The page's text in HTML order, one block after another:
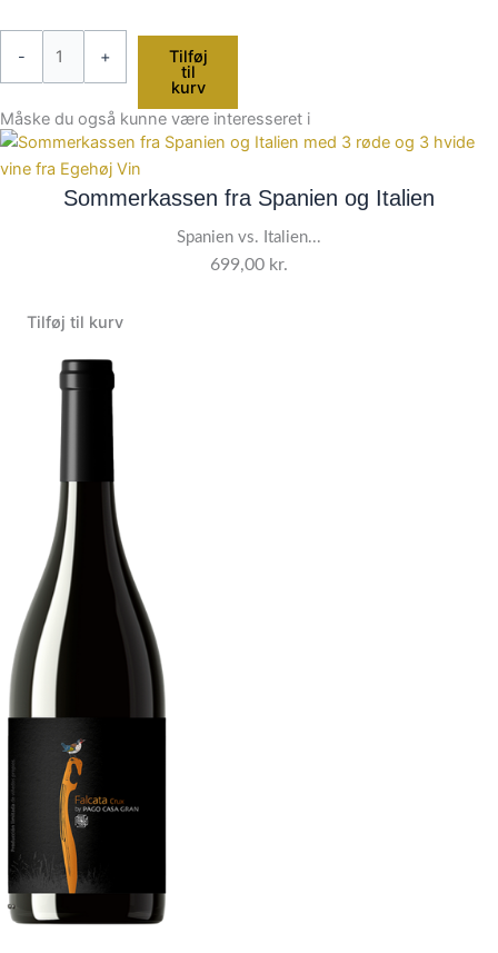
- + Tilføj
til
kurv
Måske du også kunne være interesseret i
Sommerkassen fra Spanien og Italien
Spanien vs. Italien...
699,00 kr.
Tilføj til kurv